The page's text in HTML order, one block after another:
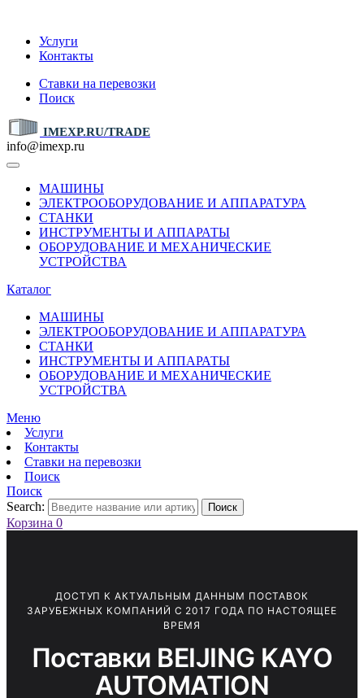
Услуги
Контакты
Ставки на перевозки
Поиск
IMEXP.RU/TRADE
info@imexp.ru
МАШИНЫ
ЭЛЕКТРООБОРУДОВАНИЕ И АППАРАТУРА
СТАНКИ
ИНСТРУМЕНТЫ И АППАРАТЫ
ОБОРУДОВАНИЕ И МЕХАНИЧЕСКИЕ
УСТРОЙСТВА
Каталог
МАШИНЫ
ЭЛЕКТРООБОРУДОВАНИЕ И АППАРАТУРА
СТАНКИ
ИНСТРУМЕНТЫ И АППАРАТЫ
ОБОРУДОВАНИЕ И МЕХАНИЧЕСКИЕ
УСТРОЙСТВА
Меню
Услуги
Контакты
Ставки на перевозки
Поиск
Поиск
Search:
Поиск
Корзина 0
ДОСТУП К АКТУАЛЬНЫМ ДАННЫМ ПОСТАВОК
ЗАРУБЕЖНЫХ КОМПАНИЙ С 2017 ГОДА ПО НАСТОЯЩЕЕ
ВРЕМЯ
Поставки BEIJING KAYO
AUTOMATION